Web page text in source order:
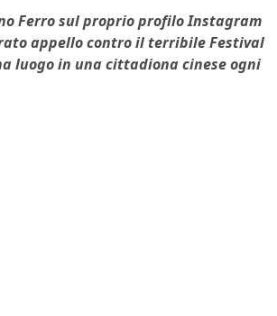
Ferro sul proprio profilo Instagram
appello contro il terribile Festival
luogo in una cittadiona cinese ogni